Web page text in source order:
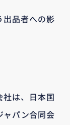
は、日本国
ャパン合同会